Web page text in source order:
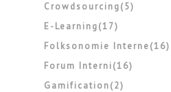
Crowdsourcing(5)
E-Learning(17)
Folksonomie Interne(16)
Forum Interni(16)
Gamification(2)